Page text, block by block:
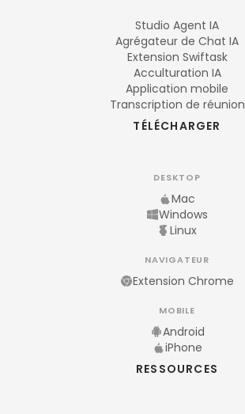
Studio Agent IA
Agrégateur de Chat IA
Extension Swiftask
Acculturation IA
Application mobile
Transcription de réunion
TÉLÉCHARGER
DESKTOP
Mac
Windows
Linux
NAVIGATEUR
Extension Chrome
MOBILE
Android
iPhone
RESSOURCES